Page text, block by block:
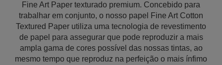
Fine Art Paper texturado premium. Concebido para
trabalhar em conjunto, o nosso papel Fine Art Cotton
Textured Paper utiliza uma tecnologia de revestimento
de papel para assegurar que pode reproduzir a mais
ampla gama de cores possível das nossas tintas, ao
mesmo tempo que reproduz na perfeição o mais ínfimo